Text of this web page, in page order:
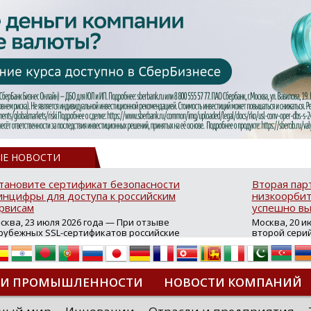
НОВОСТИ
сертификат безопасности
для доступа к российским
23 июля 2026 года — При отзыве
SSL-сертификатов российские
могут некорректно открываться в
браузерах (Google Chrome,
Edge и др.), а соединение с сервисами
ресурсы уже сообщили о
недоступности и ошибках при
из-за отзывов сертификатов
Вторая
успешно
Москва, 20
второй
аппаратов,
масштабной
интернет с
из
«Экономика
ПРОМЫШЛЕННОСТИ НОВОСТИ КОМПАНИЙ